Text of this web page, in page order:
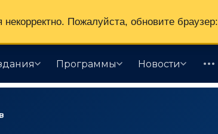
Программы Новости
Пожалуйста, обновите браузер: